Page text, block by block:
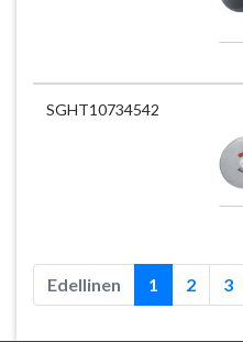
SGHT10734542
Edellinen 1 2 3